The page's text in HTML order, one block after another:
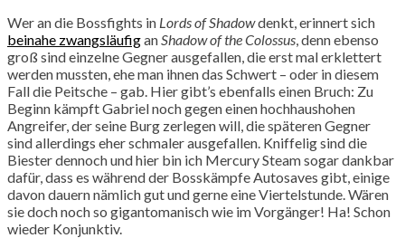
Wer an die Bossfights in Lords of Shadowdenkt, erinnert sich
beinahe zwangsläufigan Shadow of the Colossus , denn ebenso
groß sind einzelne Gegner ausgefallen, die erst mal erklettert
werden mussten, ehe man ihnen das Schwert – oder in diesem
Fall die Peitsche – gab. Hier gibt’s ebenfalls einen Bruch: Zu
Beginn kämpft Gabriel noch gegen einen hochhaushohen
Angreifer, der seine Burg zerlegen will, die späteren Gegner
sind allerdings eher schmaler ausgefallen. Kniffelig sind die
Biester dennoch und hier bin ich Mercury Steam sogar dankbar
dafür, dass es während der Bosskämpfe Autosaves gibt, einige
davon dauern nämlich gut und gerne eine Viertelstunde. Wären
sie doch noch so gigantomanisch wie im Vorgänger! Ha! Schon
wieder Konjunktiv.